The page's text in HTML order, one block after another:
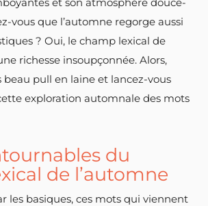
vous que l’automne regorge aussi
? Oui, le champ lexical de
richesse insoupçonnée. Alors,
beau pull en laine et lancez-vous
exploration automnale des mots
du
de l’automne
les basiques, ces mots qui viennent